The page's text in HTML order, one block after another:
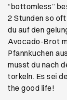
“bottomless”
2 Stunden so
du auf den
Avocado-Brot
Pfannkuchen
musst du nach
torkeln. Es sei
the good life!